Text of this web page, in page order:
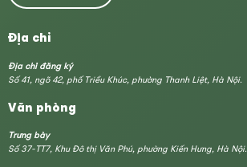
Địa chỉ
Địa chỉ đăng ký
Số 41, ngõ 42, phố Triều Khúc, phường Thanh Liệt, Hà Nội.
Văn phòng
Trưng bày
Số 37-TT7, Khu Đô thị Văn Phú, phường Kiến Hưng, Hà Nội.